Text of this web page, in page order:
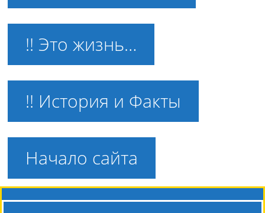
!! Это жизнь…
!! История и Факты
Начало сайта